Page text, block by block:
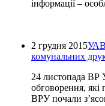
інформації –
2 грудня 2015
комунальних
24 листопада ВР
обговорення, які
ВРУ почали